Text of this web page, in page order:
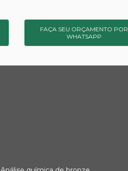
FAÇA SEU ORÇAMENTO POR
WHATSAPP